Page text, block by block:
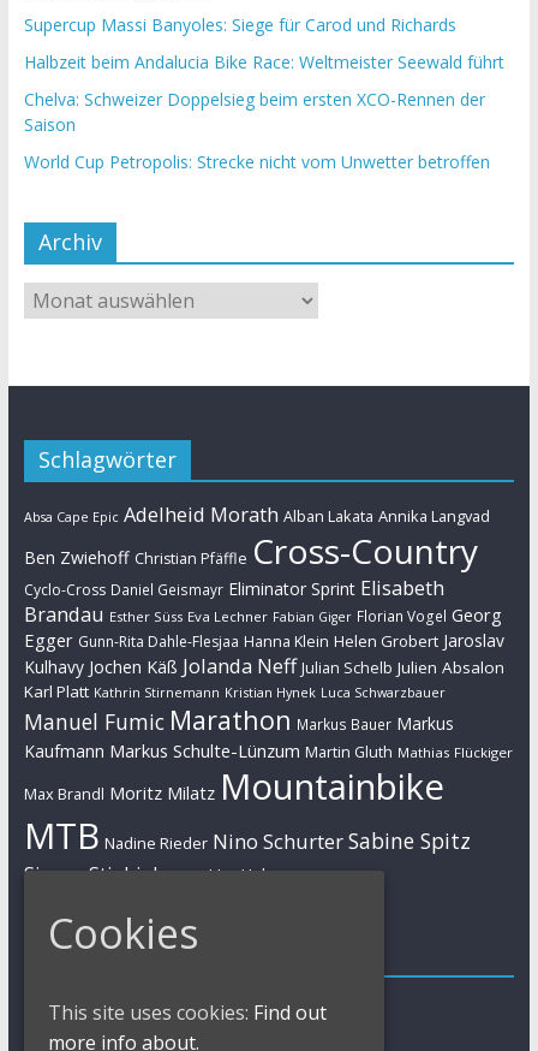
Supercup Massi Banyoles: Siege für Carod und Richards
Halbzeit beim Andalucia Bike Race: Weltmeister Seewald führt
Chelva: Schweizer Doppelsieg beim ersten XCO-Rennen der
Saison
World Cup Petropolis: Strecke nicht vom Unwetter betroffen
Archiv
Schlagwörter
Absa Cape Epic Adelheid Morath Alban Lakata Annika Langvad
Ben Zwiehoff Christian Pfäffle Cross-Country
Cyclo-Cross Daniel Geismayr Eliminator Sprint Elisabeth
Brandau Esther Süss Eva Lechner Fabian Giger Florian Vogel Georg
Egger Gunn-Rita Dahle-Flesjaa Hanna Klein Helen Grobert Jaroslav
Kulhavy Jochen Käß Jolanda Neff Julian Schelb Julien Absalon
Karl Platt Kathrin Stirnemann Kristian Hynek Luca Schwarzbauer
Manuel Fumic Marathon Markus Bauer Markus
Kaufmann Markus Schulte-Lünzum Martin Gluth Mathias Flückiger
Max Brandl Moritz Milatz Mountainbike
MTB Nadine Rieder Nino SchurterSabine Spitz
Simon Stiebjahn UCI Urs Huber
Impressum
Impressum / Kontakt
Cookies
This site uses cookies: Find out
more info about.